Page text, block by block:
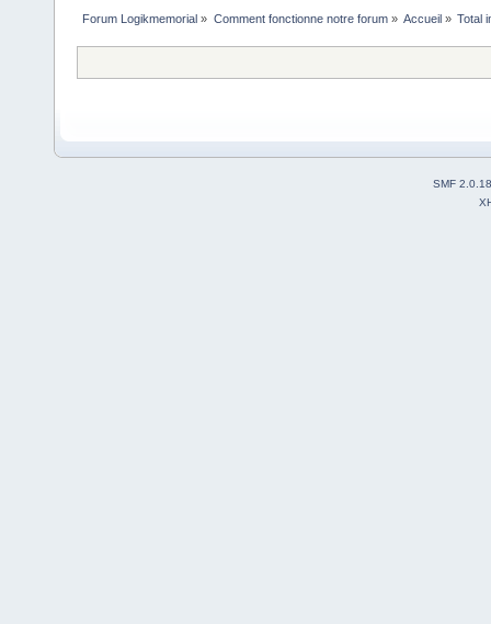
Forum Logikmemorial » Comment fonctionne notre forum» Accueil» Total
SMF 2.0.18